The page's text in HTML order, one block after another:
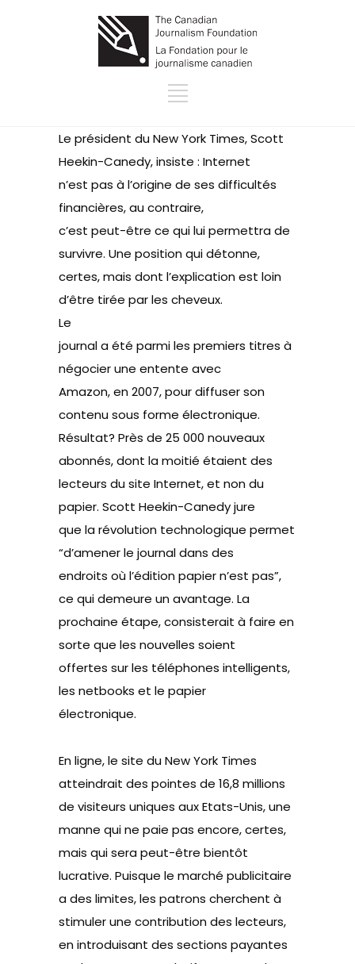
Le président du New York Times, Scott
Heekin-Canedy, insiste : Internet
n’est pas à l’origine de ses difficultés
financières, au contraire,
c’est peut-être ce qui lui permettra de
survivre. Une position qui détonne,
certes, mais dont l’explication est loin
d’être tirée par les cheveux.
Le
journal a été parmi les premiers titres à
négocier une entente avec
Amazon, en 2007, pour diffuser son
contenu sous forme électronique.
Résultat? Près de 25 000 nouveaux
abonnés, dont la moitié étaient des
lecteurs du site Internet, et non du
papier. Scott Heekin-Canedy jure
que la révolution technologique permet
“d’amener le journal dans des
endroits où l’édition papier n’est pas”,
ce qui demeure un avantage. La
prochaine étape, consisterait à faire en
sorte que les nouvelles soient
offertes sur les téléphones intelligents,
les netbooks et le papier
électronique.
En ligne, le site du New York Times
atteindrait des pointes de 16,8 millions
de visiteurs uniques aux Etats-Unis, une
manne qui ne paie pas encore, certes,
mais qui sera peut-être bientôt
lucrative. Puisque le marché publicitaire
a des limites, les patrons cherchent à
stimuler une contribution des lecteurs,
en introduisant des sections payantes